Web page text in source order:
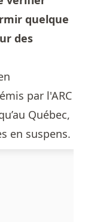
quelque
des
par l'ARC
Québec,
en suspens.